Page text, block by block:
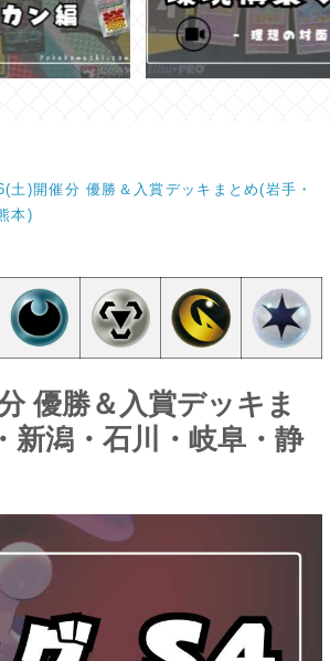
土)開催分 優勝＆入賞デッキまとめ(岩手・
本)
優勝＆入賞デッキま
新潟・石川・岐阜・静